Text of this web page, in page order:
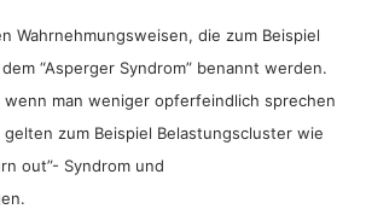
Wahrnehmungsweisen, die zum Beispiel
“Asperger Syndrom” benannt werden.
man weniger opferfeindlich sprechen
zum Beispiel Belastungscluster wie
out”- Syndrom und